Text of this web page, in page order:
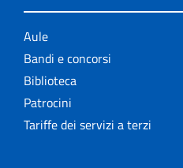
Aule
Bandi e concorsi
Biblioteca
Patrocini
Tariffe dei servizi a terzi